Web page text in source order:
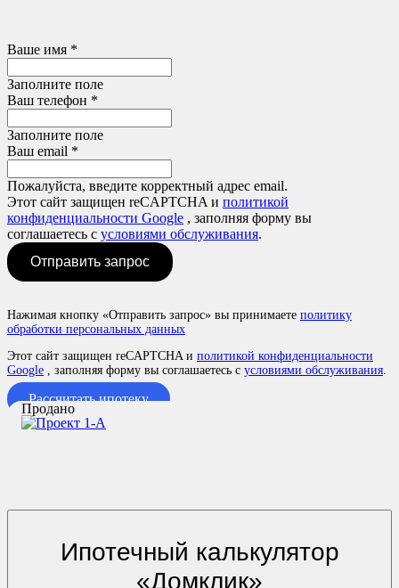
Ваше имя *
Заполните поле
Ваш телефон *
Заполните поле
Ваш email *
Пожалуйста, введите корректный адрес email.
Этот сайт защищен reCAPTCHA и политикой
конфиденциальности Google , заполняя форму вы
соглашаетесь с условиями обслуживания.
Отправить запрос
Нажимая кнопку «Отправить запрос» вы принимаете политику
обработки персональных данных
Этот сайт защищен reCAPTCHA и политикой конфиденциальности
Google , заполняя форму вы соглашаетесь с условиями обслуживания.
Рассчитать ипотеку
Продано
Ипотечный калькулятор
«Домклик»